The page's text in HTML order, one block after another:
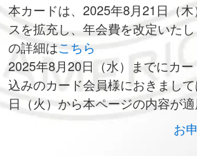
本カードは、2025年8月21日（
スを拡充し、年会費を改定いた
の詳細はこちら
2025年8月20日（水）までにカ
込みのカード会員様におきまし
日（火）から本ページの内容が適
お